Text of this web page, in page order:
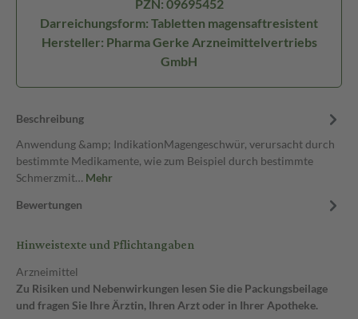
PZN: 09695452
Darreichungsform: Tabletten magensaftresistent
Hersteller: Pharma Gerke Arzneimittelvertriebs
GmbH
Beschreibung
Anwendung &amp; IndikationMagengeschwür, verursacht durch
bestimmte Medikamente, wie zum Beispiel durch bestimmte
Schmerzmit… Mehr
Bewertungen
Hinweistexte und Pflichtangaben
Arzneimittel
Zu Risiken und Nebenwirkungen lesen Sie die Packungsbeilage
und fragen Sie Ihre Ärztin, Ihren Arzt oder in Ihrer Apotheke.